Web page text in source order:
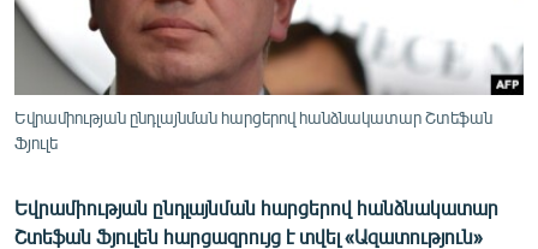
ՍՊՈՐՏ
ՄԵԿՆԱԲԱՆՈՒԹՅՈՒՆ
ՏՏ ԵՒ ԻՆՏԵՐՆԵՏ
ԿՈՐՈՆԱՎԻՐՈՒՍ
ՏԵՍԱՆՅՈՒԹԵՐ
Եվրամիության ընդլայնման հարցերով հանձնակատար Շտեֆան
Ֆյուլե
Եվրամիության ընդլայնման հարցերով հանձնակատար
Շտեֆան Ֆյուլեն հարցազրույց է տվել «Ազատություն»